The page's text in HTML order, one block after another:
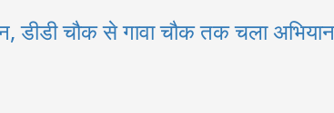
चौक से गावा चौक तक चला